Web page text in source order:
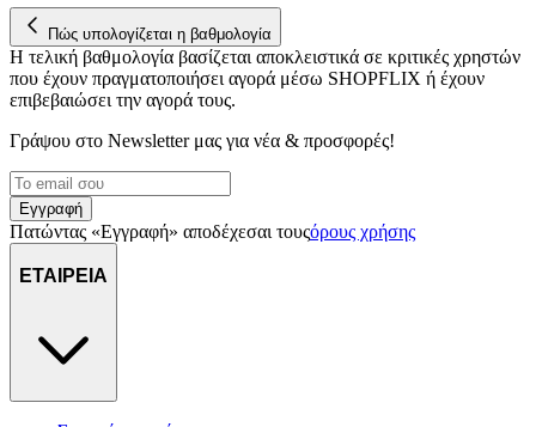
Πώς υπολογίζεται η βαθμολογία
Η τελική βαθμολογία βασίζεται αποκλειστικά σε κριτικές χρηστών
που έχουν πραγματοποιήσει αγορά μέσω SHOPFLIX ή έχουν
επιβεβαιώσει την αγορά τους.
Γράψου στο Νewsletter μας για νέα & προσφορές!
Εγγραφή
Πατώντας «Εγγραφή» αποδέχεσαι τουςόρους χρήσης
ΕΤΑΙΡΕΙΑ